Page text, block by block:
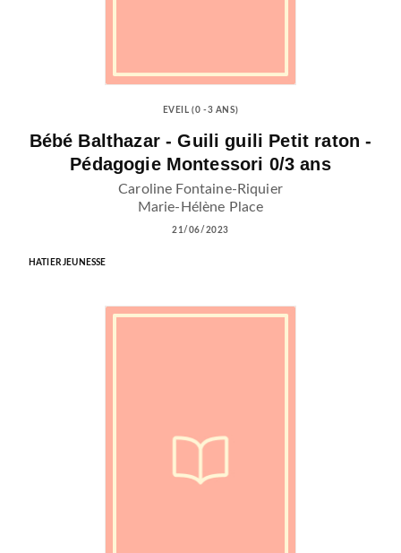
EVEIL (0 -3 ANS)
Bébé Balthazar - Guili guili Petit raton -
Pédagogie Montessori 0/3 ans
Caroline Fontaine-Riquier
Marie-Hélène Place
21/06/2023
HATIER JEUNESSE